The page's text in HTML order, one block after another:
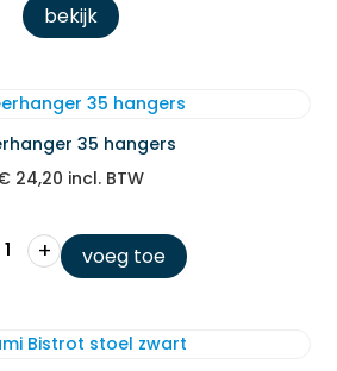
bekijk
35 hangers
24,20 incl. BTW
+ voeg toe